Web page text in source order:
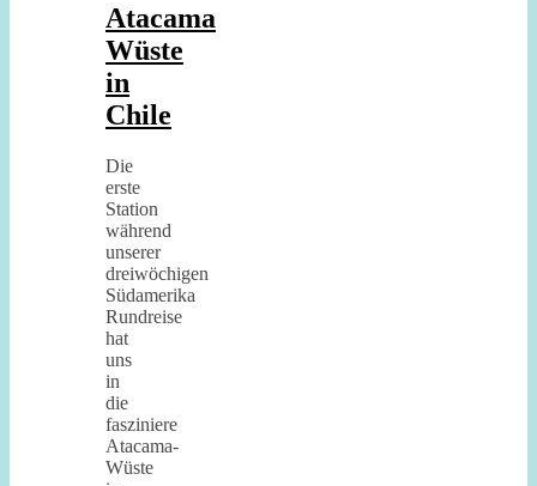
Atacama
Wüste
in
Chile
Die
erste
Station
während
unserer
dreiwöchigen
Südamerika
Rundreise
hat
uns
in
die
fasziniere
Atacama-
Wüste